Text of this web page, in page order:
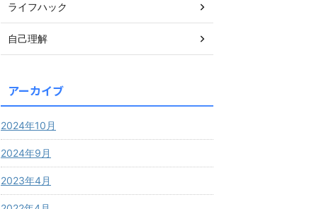
ライフハック
自己理解
アーカイブ
2024年10月
2024年9月
2023年4月